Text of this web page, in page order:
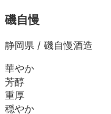
磯自慢
静岡県 / 磯自慢酒造
華やか
芳醇
重厚
穏やか